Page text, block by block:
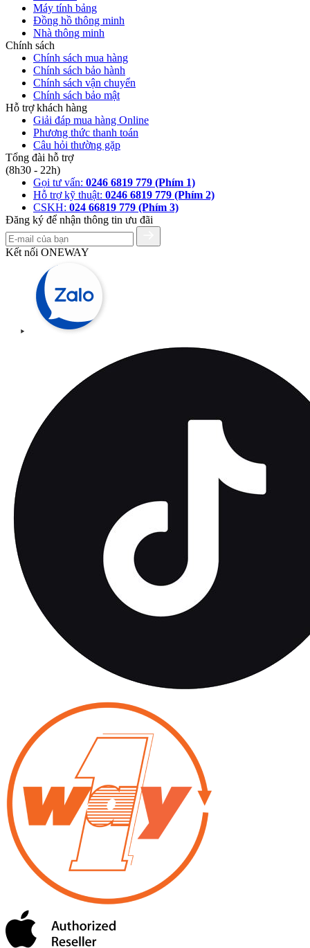
Máy tính bảng
Đồng hồ thông minh
Nhà thông minh
Chính sách
Chính sách mua hàng
Chính sách bảo hành
Chính sách vận chuyển
Chính sách bảo mật
Hỗ trợ khách hàng
Giải đáp mua hàng Online
Phương thức thanh toán
Câu hỏi thường gặp
Tổng đài hỗ trợ
(8h30 - 22h)
Gọi tư vấn: 0246 6819 779 (Phím 1)
Hỗ trợ kỹ thuật: 0246 6819 779 (Phím 2)
CSKH: 024 66819 779 (Phím 3)
Đăng ký để nhận thông tin ưu đãi
Kết nối ONEWAY